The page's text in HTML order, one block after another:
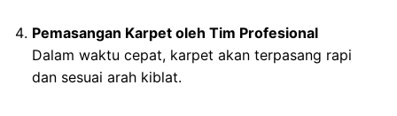
Pemasangan Karpet oleh Tim Profesional
Dalam waktu cepat, karpet akan terpasang rapi
dan sesuai arah kiblat.